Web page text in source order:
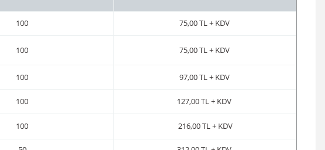
100 75,00 TL + KDV
100 75,00 TL + KDV
100 97,00 TL + KDV
100 127,00 TL + KDV
100 216,00 TL + KDV